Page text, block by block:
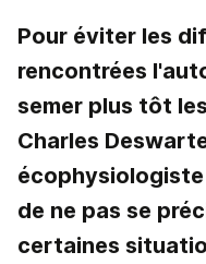
Pour éviter les
rencontrées
semer plus tôt
Charles
écophysiologiste
de ne pas se
certaines